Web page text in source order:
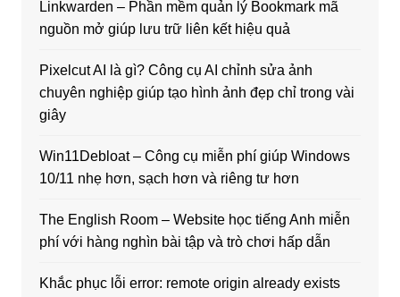
Linkwarden – Phần mềm quản lý Bookmark mã
nguồn mở giúp lưu trữ liên kết hiệu quả
Pixelcut AI là gì? Công cụ AI chỉnh sửa ảnh
chuyên nghiệp giúp tạo hình ảnh đẹp chỉ trong vài
giây
Win11Debloat – Công cụ miễn phí giúp Windows
10/11 nhẹ hơn, sạch hơn và riêng tư hơn
The English Room – Website học tiếng Anh miễn
phí với hàng nghìn bài tập và trò chơi hấp dẫn
Khắc phục lỗi error: remote origin already exists